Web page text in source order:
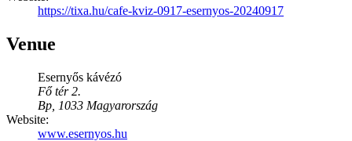
https://tixa.hu/cafe-kviz-0917-esernyos-20240917
Venue
Esernyős kávézó
Fő tér 2.
Bp 1033 Magyarország
Website:
www.esernyos.hu